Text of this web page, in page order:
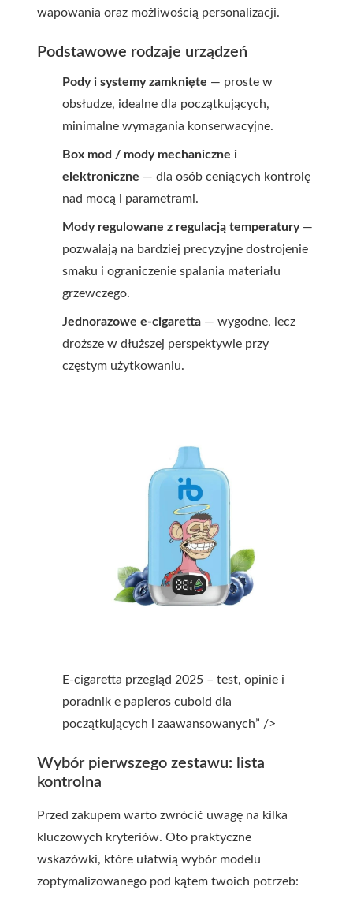
wapowania oraz możliwością personalizacji.
Podstawowe rodzaje urządzeń
Pody i systemy zamknięte — proste w
obsłudze, idealne dla początkujących,
minimalne wymagania konserwacyjne.
Box mod / mody mechaniczne i
elektroniczne — dla osób ceniących kontrolę
nad mocą i parametrami.
Mody regulowane z regulacją temperatury—
pozwalają na bardziej precyzyjne dostrojenie
smaku i ograniczenie spalania materiału
grzewczego.
Jednorazowe e-cigaretta — wygodne, lecz
droższe w dłuższej perspektywie przy
częstym użytkowaniu.
E-cigaretta przegląd 2025 – test, opinie i
poradnik e papieros cuboid dla
początkujących i zaawansowanych” />
Wybór pierwszego zestawu: lista
kontrolna
Przed zakupem warto zwrócić uwagę na kilka
kluczowych kryteriów. Oto praktyczne
wskazówki, które ułatwią wybór modelu
zoptymalizowanego pod kątem twoich potrzeb: